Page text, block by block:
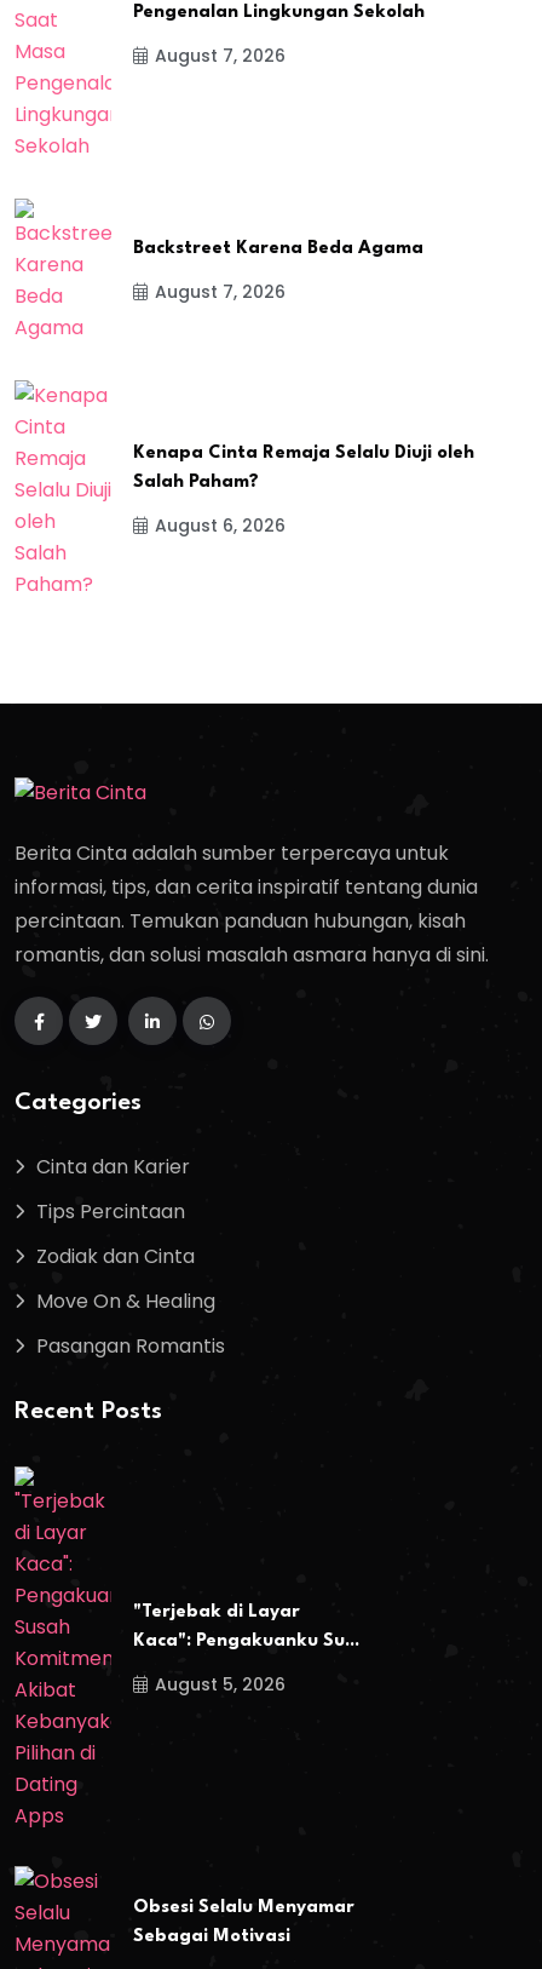
Pengenalan Lingkungan Sekolah
August 7, 2026
Backstreet Karena Beda Agama
August 7, 2026
Kenapa Cinta Remaja Selalu Diuji oleh
Salah Paham?
August 6, 2026
Berita Cinta adalah sumber terpercaya untuk
informasi, tips, dan cerita inspiratif tentang dunia
percintaan. Temukan panduan hubungan, kisah
romantis, dan solusi masalah asmara hanya di sini.
Categories
Cinta dan Karier
Tips Percintaan
Zodiak dan Cinta
Move On & Healing
Pasangan Romantis
Recent Posts
"Terjebak di Layar
Kaca": Pengakuanku Su...
August 5, 2026
Obsesi Selalu Menyamar
Sebagai Motivasi